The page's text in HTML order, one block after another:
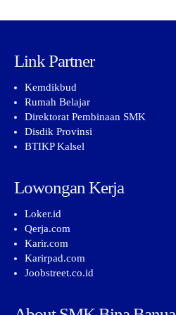
Link Partner
Kemdikbud
Rumah Belajar
Direktorat Pembinaan SMK
Disdik Provinsi
BTIKP Kalsel
Lowongan Kerja
Loker.id
Qerja.com
Karir.com
Karirpad.com
Joobstreet.co.id